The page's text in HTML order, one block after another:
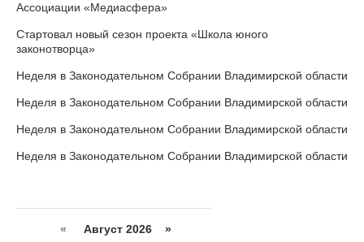
Ассоциации «Медиасфера»
Стартовал новый сезон проекта «Школа юного
законотворца»
Неделя в Законодательном Собрании Владимирской области
Неделя в Законодательном Собрании Владимирской области
Неделя в Законодательном Собрании Владимирской области
Неделя в Законодательном Собрании Владимирской области
« Август 2026 »